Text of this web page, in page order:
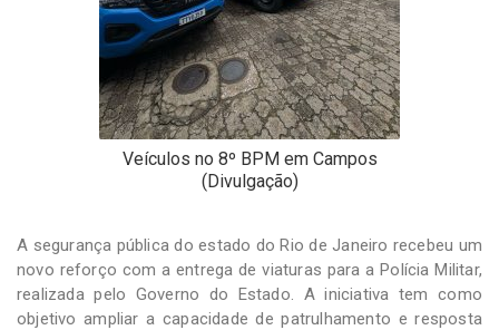
Veículos no 8º BPM em Campos
(Divulgação)
A segurança pública do estado do Rio de Janeiro recebeu um
novo reforço com a entrega de viaturas para a Polícia Militar,
realizada pelo Governo do Estado. A iniciativa tem como
objetivo ampliar a capacidade de patrulhamento e resposta